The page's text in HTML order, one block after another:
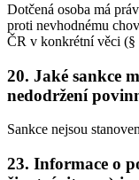
Dotčená osoba má
proti nevhodnému
ČR v konkrétní věci (§
20. Jaké sankce
nedodržení
Sankce nejsou
23. Informace o